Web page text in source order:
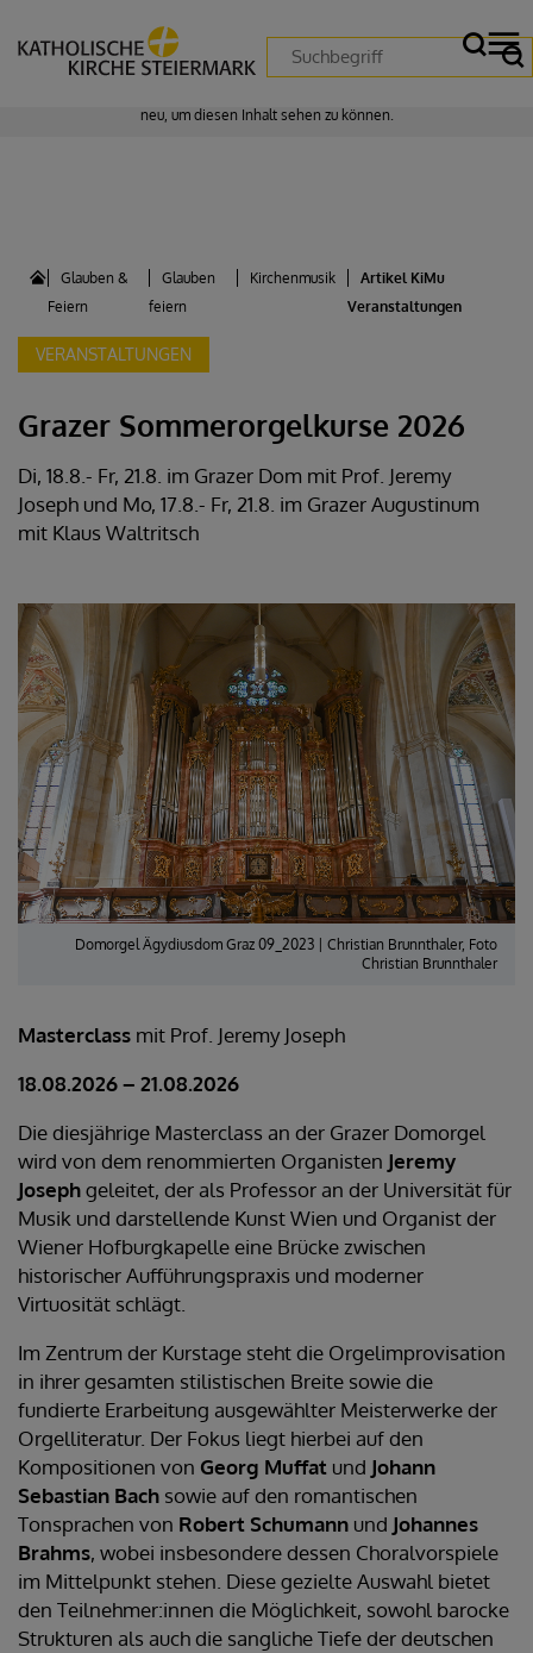
Zustimmung erforderlich!
neu, um diesen Inhalt sehen zu können.
Glauben &
Feiern
Glauben
feiern
Kirchenmusik
Artikel KiMu
Veranstaltungen
VERANSTALTUNGEN
Grazer Sommerorgelkurse 2026
Di, 18.8.- Fr, 21.8. im Grazer Dom mit Prof. Jeremy
Joseph und Mo, 17.8.- Fr, 21.8. im Grazer Augustinum
mit Klaus Waltritsch
Domorgel Ägydiusdom Graz 09_2023 | Christian Brunnthaler, Foto
Christian Brunnthaler
Masterclass mit Prof. Jeremy Joseph
18.08.2026 – 21.08.2026
Die diesjährige Masterclass an der Grazer Domorgel
wird von dem renommierten Organisten Jeremy
Josephgeleitet, der als Professor an der Universität für
Musik und darstellende Kunst Wien und Organist der
Wiener Hofburgkapelle eine Brücke zwischen
historischer Aufführungspraxis und moderner
Virtuosität schlägt.
Im Zentrum der Kurstage steht die Orgelimprovisation
in ihrer gesamten stilistischen Breite sowie die
fundierte Erarbeitung ausgewählter Meisterwerke der
Orgelliteratur. Der Fokus liegt hierbei auf den
Kompositionen von Georg Muffat und Johann
Sebastian Bach sowie auf den romantischen
Tonsprachen von Robert Schumann und Johannes
Brahms, wobei insbesondere dessen Choralvorspiele
im Mittelpunkt stehen. Diese gezielte Auswahl bietet
den Teilnehmer:innen die Möglichkeit, sowohl barocke
Strukturen als auch die sangliche Tiefe der deutschen